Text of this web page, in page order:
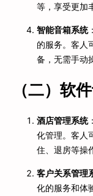
等，享受更加
智能音箱系统
的服务。客人
备，无需手动
（二）软
酒店管理系统
化管理。客人
住、退房等操
客户关系管理
化的服务和体